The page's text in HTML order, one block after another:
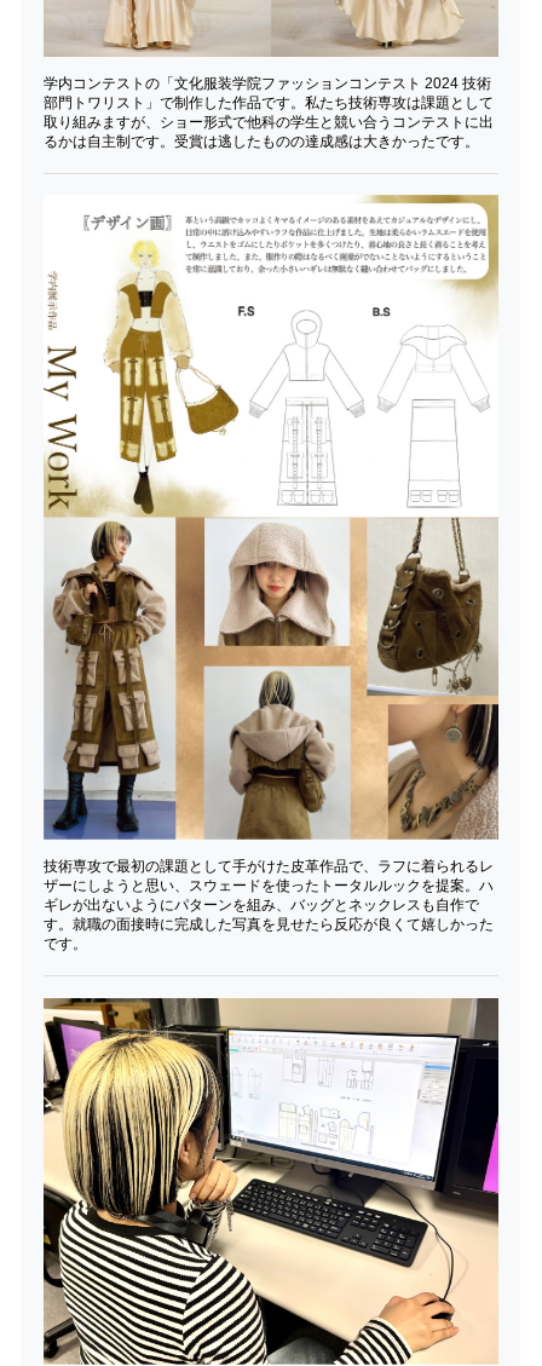
学内コンテストの「文化服装学院ファッションコンテスト 2024 技術
部門トワリスト」で制作した作品です。私たち技術専攻は課題として
取り組みますが、ショー形式で他科の学生と競い合うコンテストに出
るかは自主制です。受賞は逃したものの達成感は大きかったです。
技術専攻で最初の課題として手がけた皮革作品で、ラフに着られるレ
ザーにしようと思い、スウェードを使ったトータルルックを提案。ハ
ギレが出ないようにパターンを組み、バッグとネックレスも自作で
す。就職の面接時に完成した写真を見せたら反応が良くて嬉しかった
です。